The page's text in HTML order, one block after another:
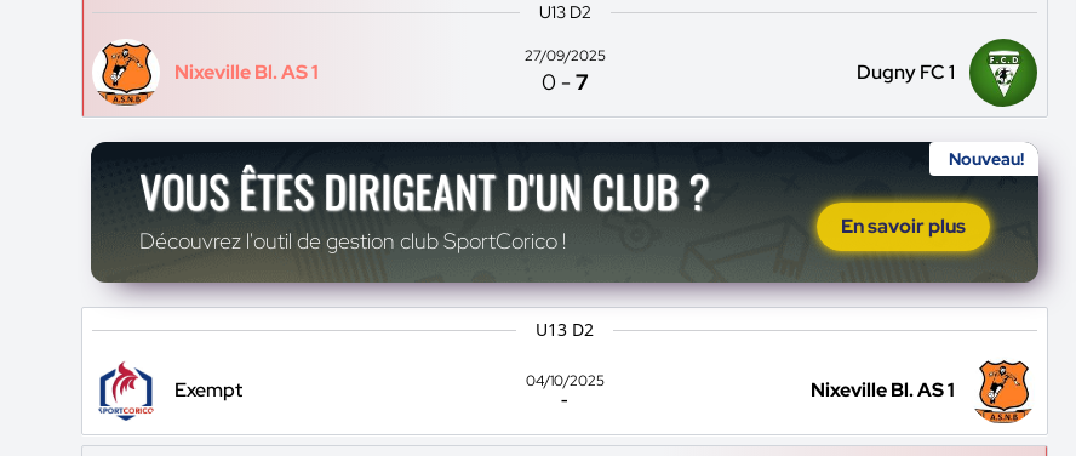
U13 D2
Nixeville Bl. AS 1
27/09/2025
0 -7 Dugny FC 1
Nouveau!
VOUS ÊTES DIRIGEANT D'UN CLUB ?
Découvrez l'outil de gestion club SportCorico !
En savoir plus
U13 D2
Exempt
04/10/2025
-
Nixeville Bl. AS 1